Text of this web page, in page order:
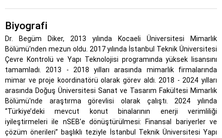
Biyografi
Dr. Begüm Diker, 2013 yılında Kocaeli Üniversitesi Mimarlık
Bölümü'nden mezun oldu. 2017 yılında İstanbul Teknik Üniversitesi
Çevre Kontrolü ve Yapı Teknolojisi programında yüksek lisansını
tamamladı. 2013 - 2018 yılları arasında mimarlık firmalarında
mimar ve proje koordinatörü olarak görev aldı. 2018 - 2024 yılları
arasında Doğuş Üniversitesi Sanat ve Tasarım Fakültesi Mimarlık
Bölümü'nde araştırma görevlisi olarak çalıştı. 2024 yılında
“Türkiye’deki mevcut konut binalarının enerji verimliliği
iyileştirmeleri ile nSEB’e dönüştürülmesi: Finansal bariyerler ve
çözüm önerileri” başlıklı teziyle İstanbul Teknik Üniversitesi Yapı